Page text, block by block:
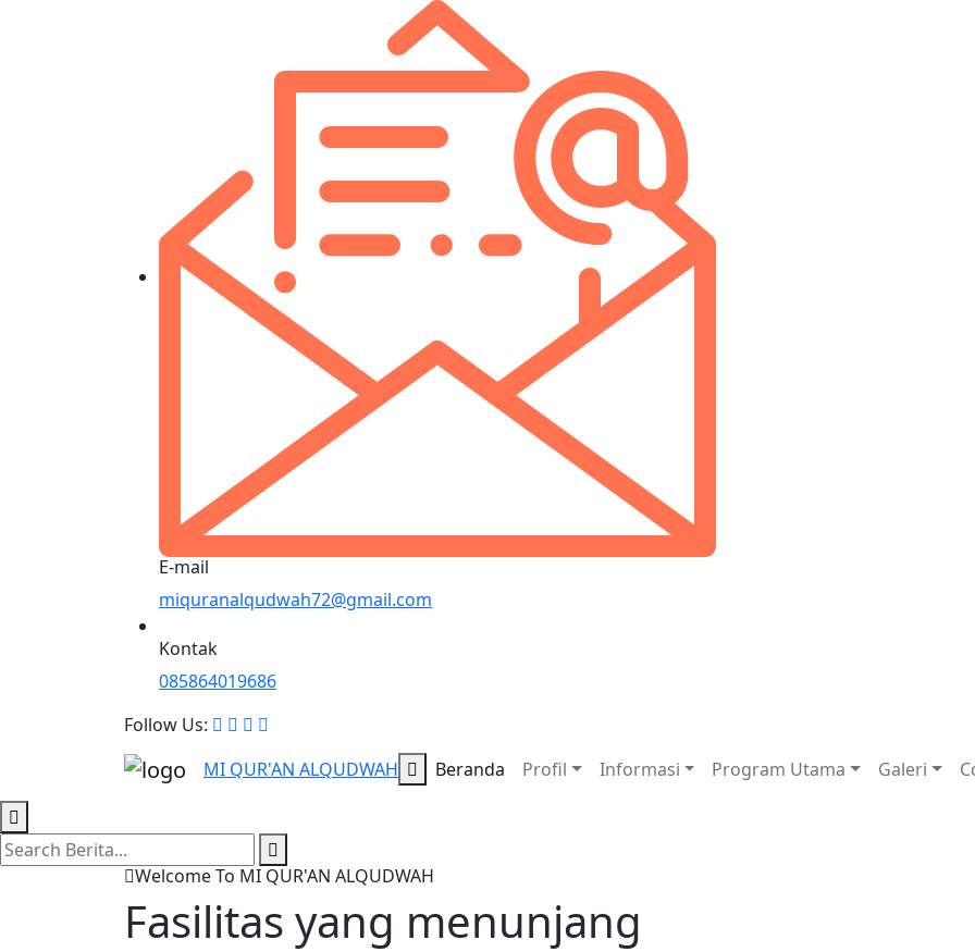
E-mail
miquranalqudwah72@gmail.com
Kontak
085864019686
Follow Us:
MI QUR'AN ALQUDWAH
Beranda Profil Informasi Program Utama Galeri
Welcome To MI QUR'AN ALQUDWAH
Fasilitas yang menunjang